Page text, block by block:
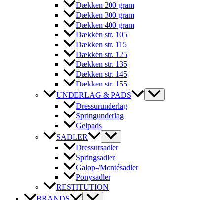
Dækken 200 gram
Dækken 300 gram
Dækken 400 gram
Dækken str. 105
Dækken str. 115
Dækken str. 125
Dækken str. 135
Dækken str. 145
Dækken str. 155
UNDERLAG & PADS
Dressurunderlag
Springunderlag
Gelpads
SADLER
Dressursadler
Springsadler
Galop-/Montésadler
Ponysadler
RESTITUTION